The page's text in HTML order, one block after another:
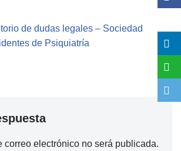
de dudas legales – Sociedad
de Psiquiatría
correo electrónico no será publicada.